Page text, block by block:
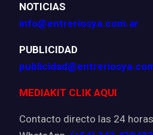
NOTICIAS
info@entreriosya.com.ar
PUBLICIDAD
MEDIAKIT CLIK AQUI
Contacto directo las 24